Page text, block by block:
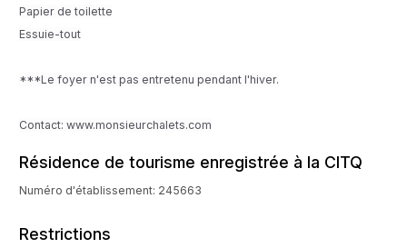
Papier de toilette
Essuie-tout
***Le foyer n'est pas entretenu pendant l'hiver.
Contact: www.monsieurchalets.com
Résidence de tourisme enregistrée à la CITQ
Numéro d'établissement: 245663
Restrictions